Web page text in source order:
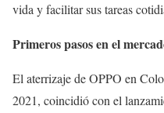
vida y facilitar sus tareas
Primeros pasos en el
El aterrizaje de OPPO en
2021, coincidió con el